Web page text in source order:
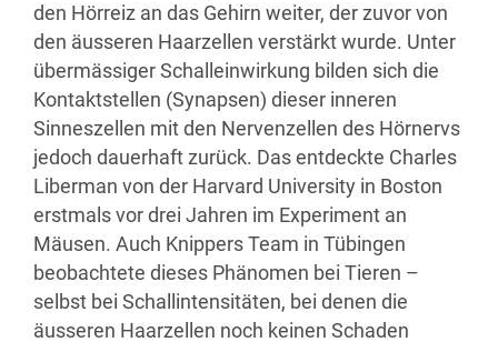
den Hörreiz an das Gehirn weiter, der zuvor von
den äusseren Haarzellen verstärkt wurde. Unter
übermässiger Schalleinwirkung bilden sich die
Kontaktstellen (Synapsen) dieser inneren
Sinneszellen mit den Nervenzellen des Hörnervs
jedoch dauerhaft zurück. Das entdeckte Charles
Liberman von der Harvard University in Boston
erstmals vor drei Jahren im Experiment an
Mäusen. Auch Knippers Team in Tübingen
beobachtete dieses Phänomen bei Tieren –
selbst bei Schallintensitäten, bei denen die
äusseren Haarzellen noch keinen Schaden